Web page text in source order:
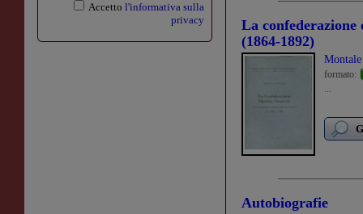
Accetto l'informativa sulla
privacy
La confederazione
(1864-1892)
formato:
...
Autobiografie